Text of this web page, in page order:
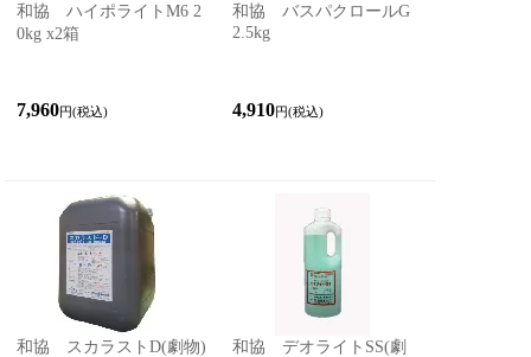
和協 ハイポライトM6 2
0kg x2箱
7,960円(税込)
和協 バスパクロールG
2.5kg
4,910円(税込)
和協 スカラストD(劇物)
和協 デオライトSS(劇